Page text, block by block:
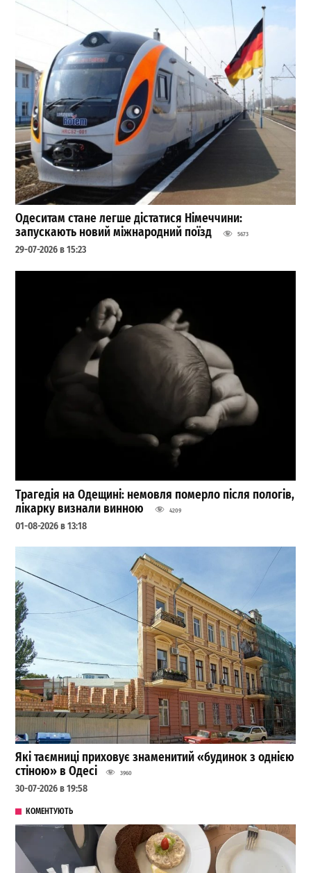
Одеситам стане легше дістатися Німеччини:
запускають новий міжнародний поїзд
5673
29-07-2026 в 15:23
Трагедія на Одещині: немовля померло після пологів,
лікарку визнали винною
4209
01-08-2026 в 13:18
Які таємниці приховує знаменитий «будинок з однією
стіною» в Одесі
3960
30-07-2026 в 19:58
КОМЕНТУЮТЬ